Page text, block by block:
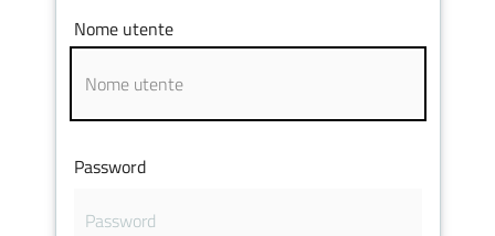
ServiziNome utente
Password